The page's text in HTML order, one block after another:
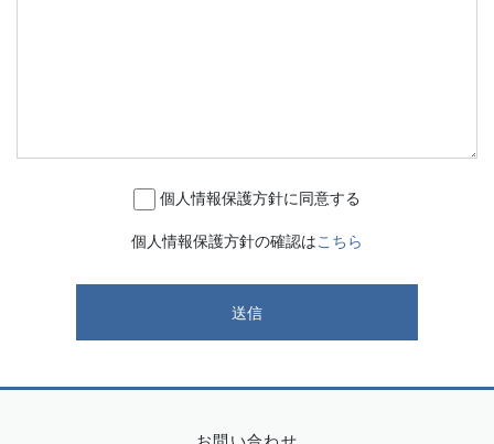
個人情報保護方針に同意する
個人情報保護方針の確認はこちら
お問い合わせ